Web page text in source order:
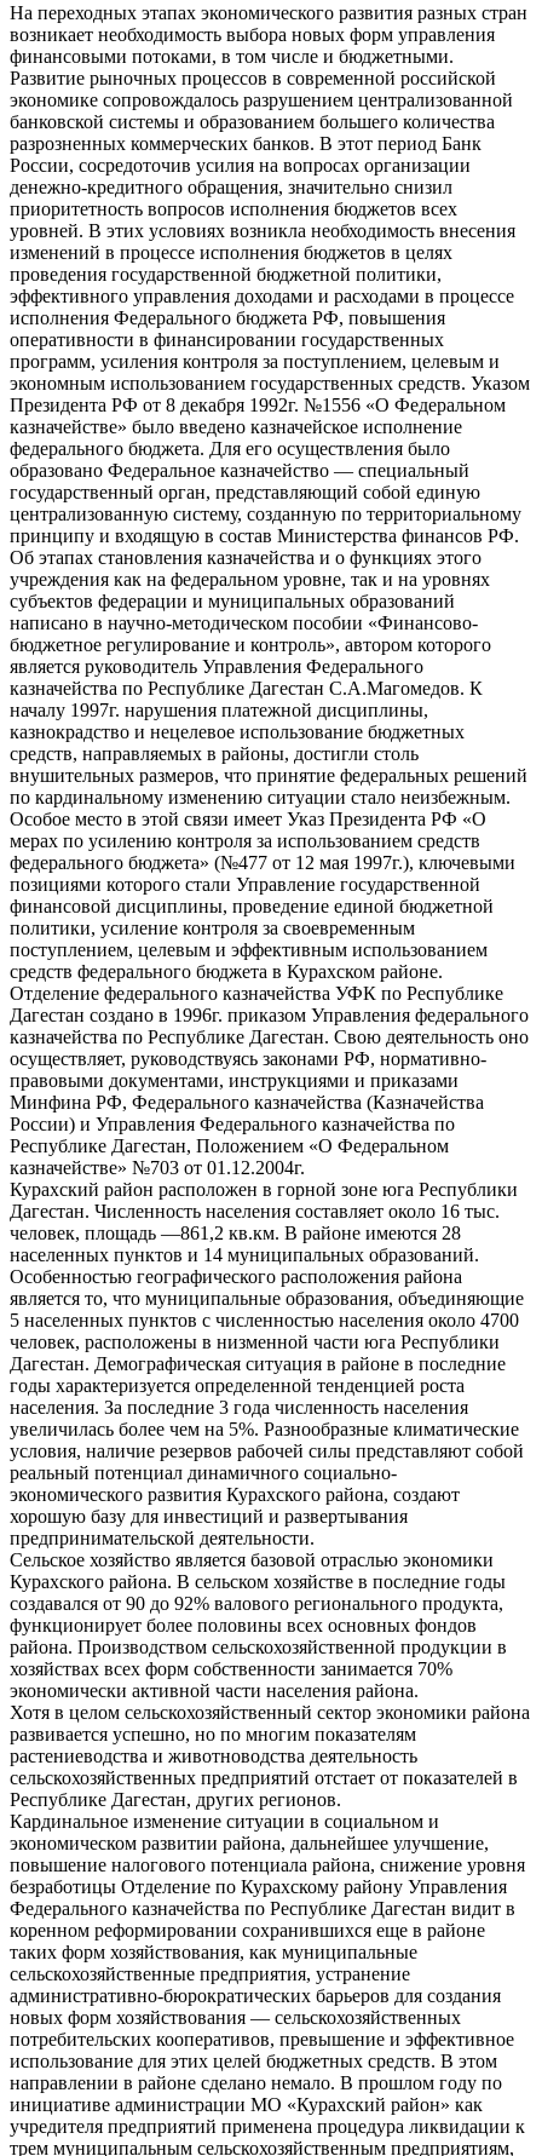
На переходных этапах экономического развития разных стран
возникает необходимость выбора новых форм управления
финансовыми потоками, в том числе и бюджетными.
Развитие рыночных процессов в современной российской
экономике сопровождалось разрушением централизованной
банковской системы и образованием большего количества
разрозненных коммерческих банков. В этот период Банк
России, сосредоточив усилия на вопросах организации
денежно-кредитного обращения, значительно снизил
приоритетность вопросов исполнения бюджетов всех
уровней. В этих условиях возникла необходимость внесения
изменений в процессе исполнения бюджетов в целях
проведения государственной бюджетной политики,
эффективного управления доходами и расходами в процессе
исполнения Федерального бюджета РФ, повышения
оперативности в финансировании государственных
программ, усиления контроля за поступлением, целевым и
экономным использованием государственных средств. Указом
Президента РФ от 8 декабря 1992г. №1556 «О Федеральном
казначействе» было введено казначейское исполнение
федерального бюджета. Для его осуществления было
образовано Федеральное казначейство — специальный
государственный орган, представляющий собой единую
централизованную систему, созданную по территориальному
принципу и входящую в состав Министерства финансов РФ.
Об этапах становления казначейства и о функциях этого
учреждения как на федеральном уровне, так и на уровнях
субъектов федерации и муниципальных образований
написано в научно-методическом пособии «Финансово-
бюджетное регулирование и контроль», автором которого
является руководитель Управления Федерального
казначейства по Республике Дагестан С.А.Магомедов. К
началу 1997г. нарушения платежной дисциплины,
казнокрадство и нецелевое использование бюджетных
средств, направляемых в районы, достигли столь
внушительных размеров, что принятие федеральных решений
по кардинальному изменению ситуации стало неизбежным.
Особое место в этой связи имеет Указ Президента РФ «О
мерах по усилению контроля за использованием средств
федерального бюджета» (№477 от 12 мая 1997г.), ключевыми
позициями которого стали Управление государственной
финансовой дисциплины, проведение единой бюджетной
политики, усиление контроля за своевременным
поступлением, целевым и эффективным использованием
средств федерального бюджета в Курахском районе.
Отделение федерального казначейства УФК по Республике
Дагестан создано в 1996г. приказом Управления федерального
казначейства по Республике Дагестан. Свою деятельность оно
осуществляет, руководствуясь законами РФ, нормативно-
правовыми документами, инструкциями и приказами
Минфина РФ, Федерального казначейства (Казначейства
России) и Управления Федерального казначейства по
Республике Дагестан, Положением «О Федеральном
казначействе» №703 от 01.12.2004г.
Курахский район расположен в горной зоне юга Республики
Дагестан. Численность населения составляет около 16 тыс.
человек, площадь —861,2 кв.км. В районе имеются 28
населенных пунктов и 14 муниципальных образований.
Особенностью географического расположения района
является то, что муниципальные образования, объединяющие
5 населенных пунктов с численностью населения около 4700
человек, расположены в низменной части юга Республики
Дагестан. Демографическая ситуация в районе в последние
годы характеризуется определенной тенденцией роста
населения. За последние 3 года численность населения
увеличилась более чем на 5%. Разнообразные климатические
условия, наличие резервов рабочей силы представляют собой
реальный потенциал динамичного социально-
экономического развития Курахского района, создают
хорошую базу для инвестиций и развертывания
предпринимательской деятельности.
Сельское хозяйство является базовой отраслью экономики
Курахского района. В сельском хозяйстве в последние годы
создавался от 90 до 92% валового регионального продукта,
функционирует более половины всех основных фондов
района. Производством сельскохозяйственной продукции в
хозяйствах всех форм собственности занимается 70%
экономически активной части населения района.
Хотя в целом сельскохозяйственный сектор экономики района
развивается успешно, но по многим показателям
растениеводства и животноводства деятельность
сельскохозяйственных предприятий отстает от показателей в
Республике Дагестан, других регионов.
Кардинальное изменение ситуации в социальном и
экономическом развитии района, дальнейшее улучшение,
повышение налогового потенциала района, снижение уровня
безработицы Отделение по Курахскому району Управления
Федерального казначейства по Республике Дагестан видит в
коренном реформировании сохранившихся еще в районе
таких форм хозяйствования, как муниципальные
сельскохозяйственные предприятия, устранение
административно-бюрократических барьеров для создания
новых форм хозяйствования — сельскохозяйственных
потребительских кооперативов, превышение и эффективное
использование для этих целей бюджетных средств. В этом
направлении в районе сделано немало. В прошлом году по
инициативе администрации МО «Курахский район» как
учредителя предприятий применена процедура ликвидации к
трем муниципальным сельскохозяйственным предприятиям,